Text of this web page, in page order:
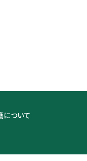
ついて